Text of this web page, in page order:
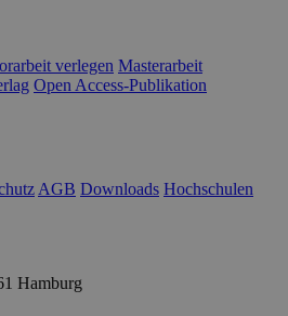
verlegen Masterarbeit
Open Access-Publikation
AGB Downloads Hochschulen
Hamburg